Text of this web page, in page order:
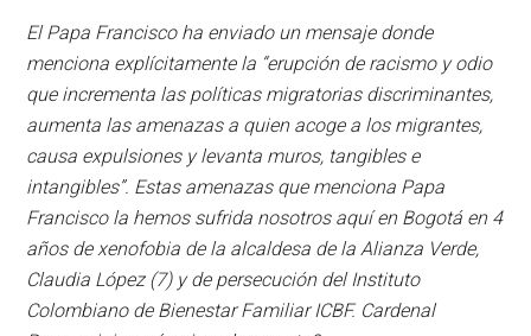
El Papa Francisco ha enviado un mensaje donde
menciona explícitamente la “erupción de racismo y odio
que incrementa las políticas migratorias discriminantes,
aumenta las amenazas a quien acoge a los migrantes,
causa expulsiones y levanta muros, tangibles e
intangibles”. Estas amenazas que menciona Papa
Francisco la hemos sufrida nosotros aquí en Bogotá en 4
años de xenofobia de la alcaldesa de la Alianza Verde,
Claudia López (7) y de persecución del Instituto
Colombiano de Bienestar Familiar ICBF. Cardenal